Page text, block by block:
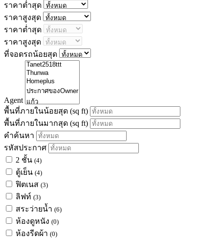
ราคาต่ำสุด
ราคาสูงสุด
ราคาต่ำสุด
ราคาสูงสุด
ที่จอดรถน้อยสุด
Agent
พื้นที่ภายในน้อยสุด (sq ft)
พื้นที่ภายในมากสุด (sq ft)
คำค้นหา
รหัสประกาศ
2 ชั้น (4)
ตู้เย็น (4)
ฟิตเนส (3)
ลิฟท์ (3)
สระว่ายน้ำ (6)
ห้องดูหนัง (0)
ห้องรีดผ้า (0)